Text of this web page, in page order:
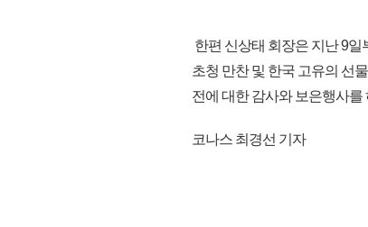
한편 신상태 회장은 지난 9
초청 만찬 및 한국 고유의 선
전에 대한 감사와 보은행사를
코나스 최경선 기자